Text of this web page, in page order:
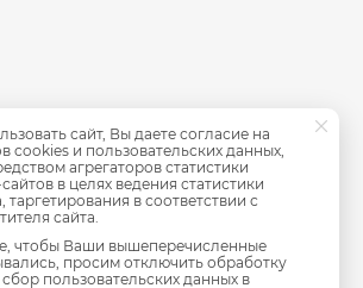
персональных данных
сайт, Вы даете согласие на
cookies и пользовательских данных,
агрегаторов статистики
в целях ведения статистики
в соответствии с
сайта.
чтобы Ваши вышеперечисленные
просим отключить обработку
пользовательских данных в